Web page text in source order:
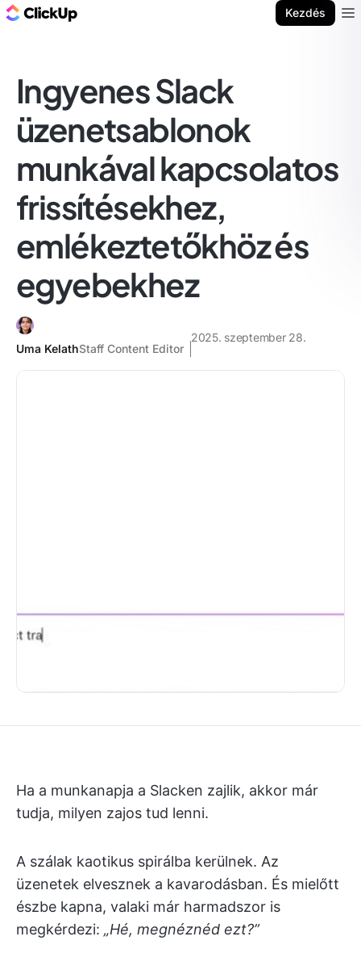
Kezdés
Ingyenes Slack
üzenetsablonok
munkával kapcsolatos
frissítésekhez,
emlékeztetőkhöz és
egyebekhez
Uma KelathStaff Content Editor
2025. szeptember 28.
Ha a munkanapja a Slacken zajlik, akkor már
tudja, milyen zajos tud lenni.
A szálak kaotikus spirálba kerülnek. Az
üzenetek elvesznek a kavarodásban. És mielőtt
észbe kapna, valaki már harmadszor is
megkérdezi: „Hé, megnéznéd ezt?”